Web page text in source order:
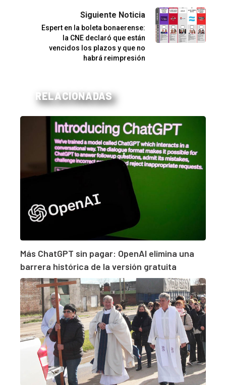
Siguiente Noticia
Espert en la boleta bonaerense:
la CNE declaró que están
vencidos los plazos y que no
habrá reimpresión
RELACIONADAS
Más ChatGPT sin pagar: OpenAI elimina una
barrera histórica de la versión gratuita